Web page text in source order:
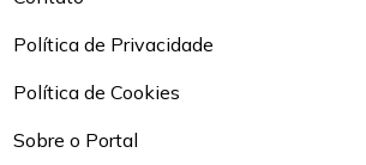
Política de Privacidade
Política de Cookies
Sobre o Portal